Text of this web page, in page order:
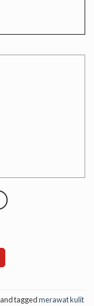
and taggedmerawat kulit